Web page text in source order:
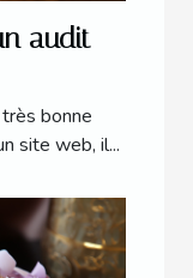
audit
bonne
site web, il...